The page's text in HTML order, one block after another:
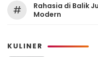
#
Rahasia di Balik
Modern
KULINER